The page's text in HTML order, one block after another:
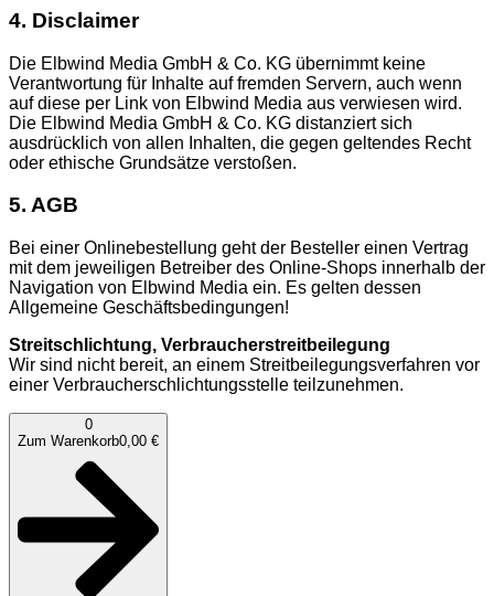
4. Disclaimer
Die Elbwind Media GmbH & Co. KG übernimmt keine
Verantwortung für Inhalte auf fremden Servern, auch wenn
auf diese per Link von Elbwind Media aus verwiesen wird.
Die Elbwind Media GmbH & Co. KG distanziert sich
ausdrücklich von allen Inhalten, die gegen geltendes Recht
oder ethische Grundsätze verstoßen.
5. AGB
Bei einer Onlinebestellung geht der Besteller einen Vertrag
mit dem jeweiligen Betreiber des Online-Shops innerhalb der
Navigation von Elbwind Media ein. Es gelten dessen
Allgemeine Geschäftsbedingungen!
Streitschlichtung, Verbraucherstreitbeilegung
Wir sind nicht bereit, an einem Streitbeilegungsverfahren vor
einer Verbraucherschlichtungsstelle teilzunehmen.
0
Zum Warenkorb0,00 €